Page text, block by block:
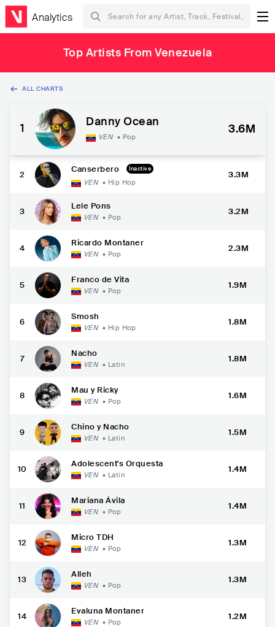
Analytics
Top Artists From Venezuela
ALL CHARTS
1 Danny Ocean
VEN • Pop
3.6M
2
Canserbero Inactive
VEN • Hip Hop
3.3M
3
Lele Pons
VEN • Pop
3.2M
4
Ricardo Montaner
VEN • Pop
2.3M
5
Franco de Vita
VEN • Pop
1.9M
6
Smosh
VEN • Hip Hop
1.8M
7
Nacho
VEN • Latin
1.8M
8
Mau y Ricky
VEN • Pop
1.6M
9
Chino y Nacho
VEN • Latin
1.5M
10
Adolescent's Orquesta
VEN • Latin
1.4M
11
Mariana Ávila
VEN • Pop
1.4M
12
Micro TDH
VEN • Pop
1.3M
13
Alleh
VEN • Pop
1.3M
14
Evaluna Montaner
VEN • Pop
1.2M